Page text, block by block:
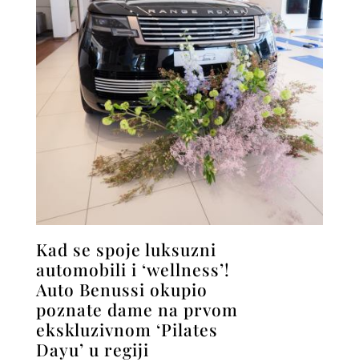
Kad se spoje luksuzni
automobili i ‘wellness’!
Auto Benussi okupio
poznate dame na prvom
ekskluzivnom ‘Pilates
Dayu’ u regiji